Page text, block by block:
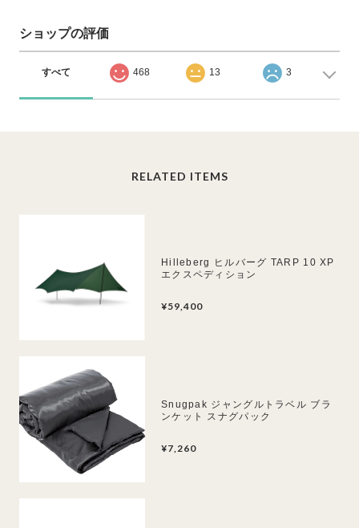
ショップの評価
すべて 468 13 3
RELATED ITEMS
Hilleberg ヒルバーグ TARP 10 XP
エクスペディション
¥59,400
Snugpak ジャングルトラベル ブラ
ンケット スナグパック
¥7,260